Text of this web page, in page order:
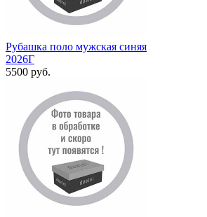
Рубашка поло мужская синяя
2026Г
5500 руб.